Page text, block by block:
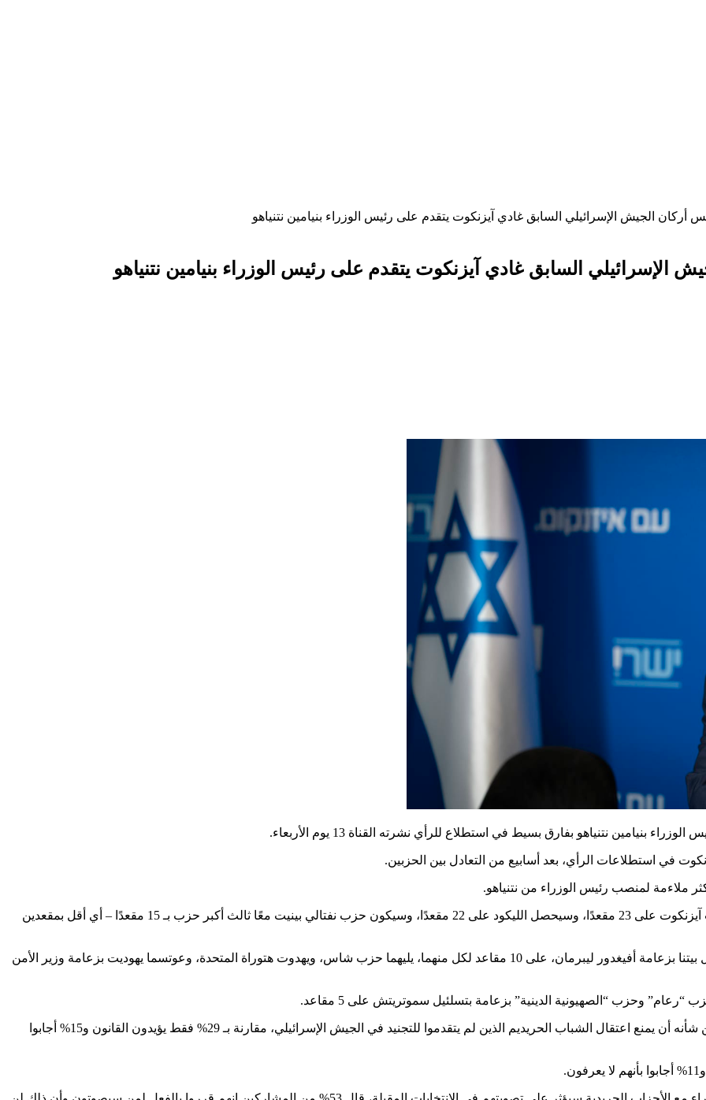
أركان الجيش الإسرائيلي السابق غادي آيزنكوت يتقدم على رئيس الوزراء بنيامين نتنياهو
السابق غادي آيزنكوت يتقدم على رئيس الوزراء بنيامين نتنياهو
نتنياهو بفارق بسيط في استطلاع للرأي نشرته القناة 13 يوم الأربعاء.
في استطلاعات الرأي، بعد أسابيع من التعادل بين الحزبين.
ملاءمة لمنصب رئيس الوزراء من نتنياهو.
وفقًا للقناة 13، إذا أجريت الانتخابات في 8 يوليو 2026، فسيحصل حزب آيزنكوت على 23 مقعدًا، وسيحصل الليكود على 22 مقعدًا، وسيكون حزب نفتالي بينيت معًا ثالث أكبر حزب بـ 15 مقعدًا – أي أقل بمقعدين
وحصل كل من الحزب الديمقراطي، بقيادة يائير جولان، وحزب إسرائيل بيتنا بزعامة أفيغدور ليبرمان، على 10 مقاعد لكل منهما، يليهما حزب شاس، ويهدوت هتوراة المتحدة، وعوتسما يهوديت بزعامة وزير الأمن
في استطلاع الرأي، عارض 56% من الجمهور مشروع القانون الذي من شأنه أن يمنع اعتقال الشباب الحريديم الذين لم يتقدموا للتجنيد في الجيش الإسرائيلي، مقارنة بـ 29% فقط يؤيدون القانون و15% أجابوا